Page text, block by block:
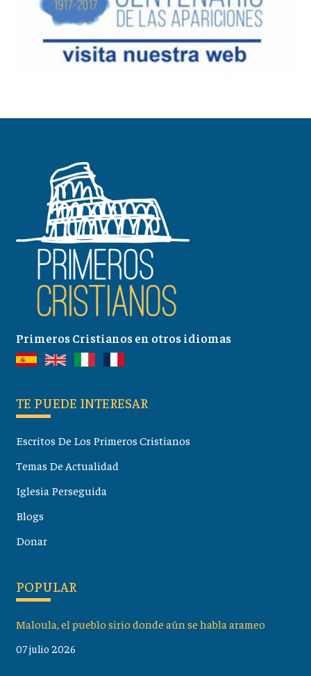
Primeros Cristianos en otros idiomas
TE PUEDE INTERESAR
Escritos De Los Primeros Cristianos
Temas De Actualidad
Iglesia Perseguida
Blogs
Donar
POPULAR
Maloula, el pueblo sirio donde aún se habla arameo
07 julio 2026